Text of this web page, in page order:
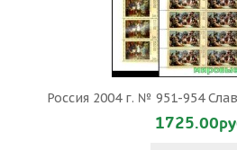
Россия 2004 г. № 951-954